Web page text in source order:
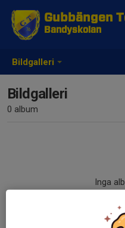
Bildgalleri
Gubbängen
Bandyskolan
Bildgalleri
0 album
Inga